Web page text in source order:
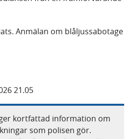
Anmälan om blåljussabotage
21.05
kortfattad information om
som polisen gör.